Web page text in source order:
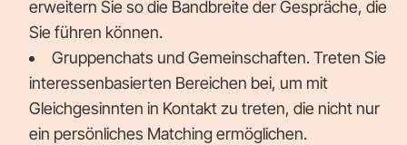
erweitern Sie so die Bandbreite der Gespräche, die
Sie führen können.
Gruppenchats und Gemeinschaften. Treten Sie
interessenbasierten Bereichen bei, um mit
Gleichgesinnten in Kontakt zu treten, die nicht nur
ein persönliches Matching ermöglichen.